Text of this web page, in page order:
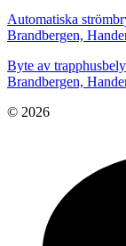
Automatiska
Brandbergen,
Byte av
Brandbergen,
© 2026